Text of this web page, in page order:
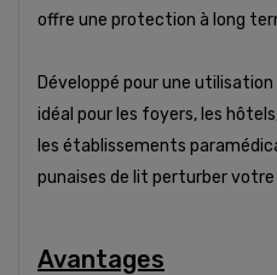
offre une protection à long
Développé pour une
idéal pour les foyers, les
les établissements
punaises de lit perturber
Avantages